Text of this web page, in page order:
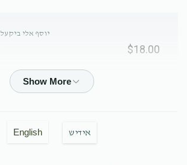
יוסף אלי ביקעל
$18.00
English אידיש